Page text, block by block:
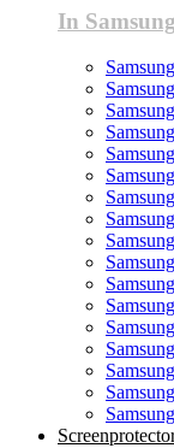
In Samsung